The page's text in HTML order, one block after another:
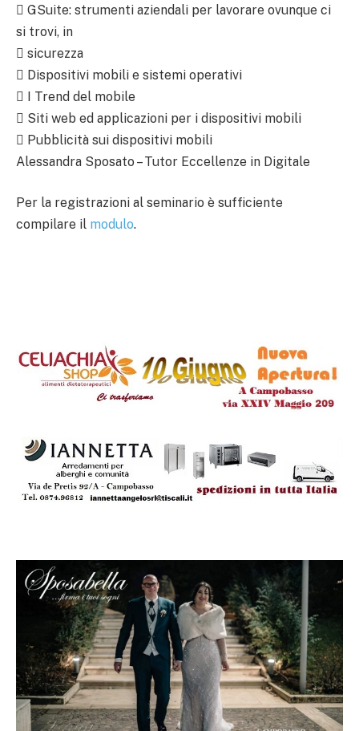
 GSuite: strumenti aziendali per lavorare ovunque ci
si trovi, in
 sicurezza
 Dispositivi mobili e sistemi operativi
 I Trend del mobile
 Siti web ed applicazioni per i dispositivi mobili
 Pubblicità sui dispositivi mobili
Alessandra Sposato – Tutor Eccellenze in Digitale
Per la registrazioni al seminario è sufficiente
compilare il modulo.